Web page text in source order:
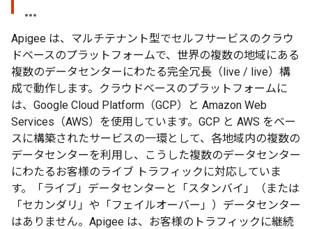
Apigee は、マルチテナント型でセルフサービスのクラウ
ドベースのプラットフォームで、世界の複数の地域にある
複数のデータセンターにわたる完全冗長（live / live）構
成で動作します。クラウドベースのプラットフォームに
は、Google Cloud Platform（GCP）と Amazon Web
Services（AWS）を使用しています。GCP と AWS をベー
スに構築されたサービスの一環として、各地域内の複数の
データセンターを利用し、こうした複数のデータセンター
にわたるお客様のライブ トラフィックに対応していま
す。「ライブ」データセンターと「スタンバイ」（または
「セカンダリ」や「フェイルオーバー」）データセンター
はありません。Apigee は、お客様のトラフィックに継続